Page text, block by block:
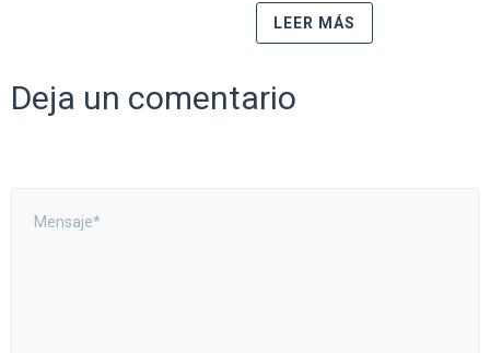
LEER MÁS
Deja un comentario